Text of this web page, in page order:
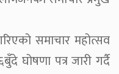
समाचार महोत्सव
घोषणा पत्र जारी गर्दै